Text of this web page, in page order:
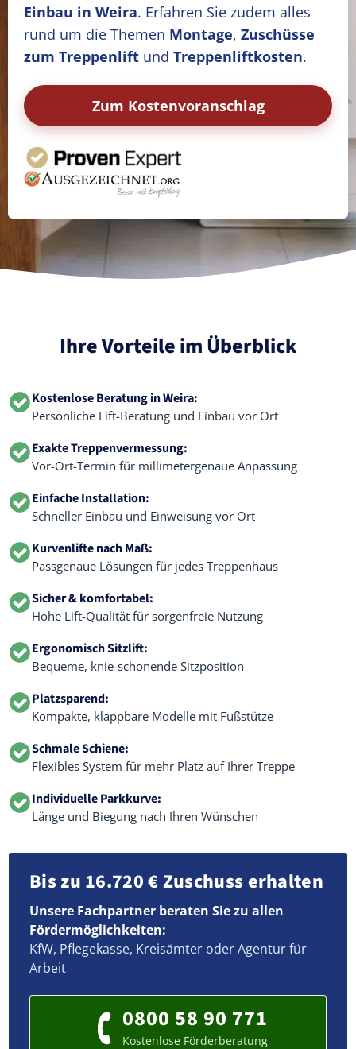
Einbau in Weira. Erfahren Sie zudem alles
rund um die Themen Montage, Zuschüsse
zum Treppenlift und Treppenliftkosten.
Zum Kostenvoranschlag
Ihre Vorteile im Überblick
Kostenlose Beratung in Weira:
Persönliche Lift-Beratung und Einbau vor Ort
Exakte Treppenvermessung:
Vor-Ort-Termin für millimetergenaue Anpassung
Einfache Installation:
Schneller Einbau und Einweisung vor Ort
Kurvenlifte nach Maß:
Passgenaue Lösungen für jedes Treppenhaus
Sicher & komfortabel:
Hohe Lift-Qualität für sorgenfreie Nutzung
Ergonomisch Sitzlift:
Bequeme, knie-schonende Sitzposition
Platzsparend:
Kompakte, klappbare Modelle mit Fußstütze
Schmale Schiene:
Flexibles System für mehr Platz auf Ihrer Treppe
Individuelle Parkkurve:
Länge und Biegung nach Ihren Wünschen
Bis zu 16.720 € Zuschuss erhalten
Unsere Fachpartner beraten Sie zu allen
Fördermöglichkeiten:
KfW, Pflegekasse, Kreisämter oder Agentur für
Arbeit
0800 58 90 771
Kostenlose Förderberatung